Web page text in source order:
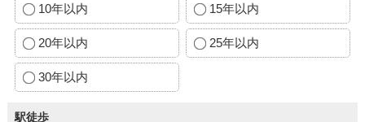
10年以内 15年以内
20年以内 25年以内
30年以内
駅徒歩